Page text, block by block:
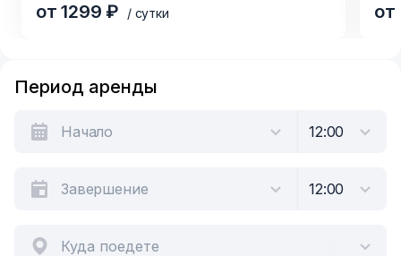
от 1299 ₽ / сутки
of
Период аренды
Куда поедете